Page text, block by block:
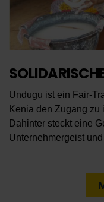
Undugu ist ein Fair-
Kenia den Zugang zu
Dahinter steckt eine
Unternehmergeist